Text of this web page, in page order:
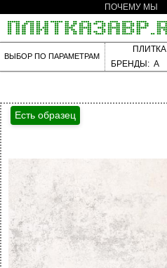
ПОЧЕМУ МЫ
ВЫБОР ПО ПАРАМЕТРАМ
ПЛИТКА
БРЕНДЫ: A
Есть образец